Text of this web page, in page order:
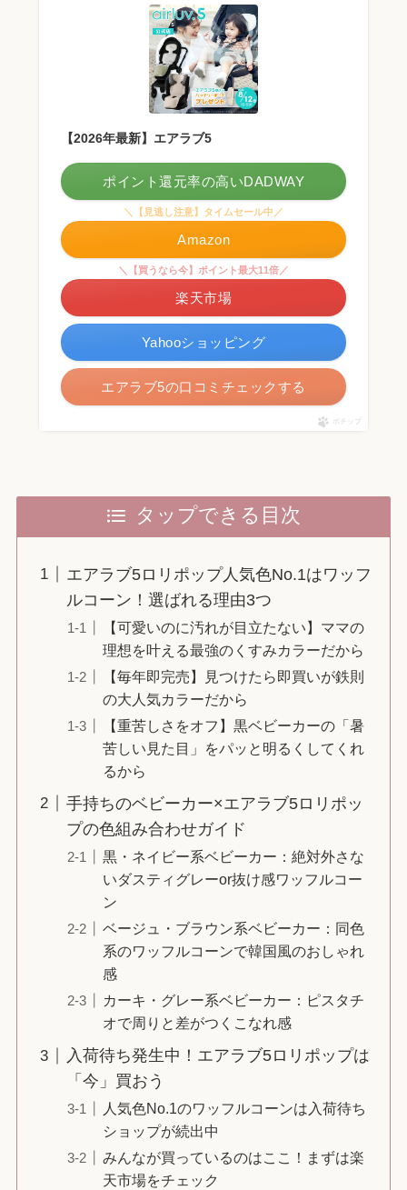
【2026年最新】エアラブ5
＼【見逃し注意】タイムセール中／
Amazon
＼【買うなら今】ポイント最大11倍／
楽天市場
Yahooショッピング
ポイント還元率の高いDADWAY
エアラブ5の口コミチェックする
ポチップ
タップできる目次
エアラブ5ロリポップ人気色No.1はワッフ
ルコーン！選ばれる理由3つ
【可愛いのに汚れが目立たない】ママの
理想を叶える最強のくすみカラーだから
【毎年即完売】見つけたら即買いが鉄則
の大人気カラーだから
【重苦しさをオフ】黒ベビーカーの「暑
苦しい見た目」をパッと明るくしてくれ
るから
手持ちのベビーカー×エアラブ5ロリポッ
プの色組み合わせガイド
黒・ネイビー系ベビーカー：絶対外さな
いダスティグレーor抜け感ワッフルコー
ン
ベージュ・ブラウン系ベビーカー：同色
系のワッフルコーンで韓国風のおしゃれ
感
カーキ・グレー系ベビーカー：ピスタチ
オで周りと差がつくこなれ感
入荷待ち発生中！エアラブ5ロリポップは
「今」買おう
人気色No.1のワッフルコーンは入荷待ち
ショップが続出中
みんなが買っているのはここ！まずは楽
天市場をチェック